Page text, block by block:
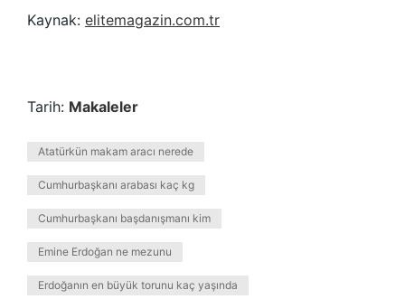
Kaynak: elitemagazin.com.tr
Tarih: Makaleler
Atatürkün makam aracı nerede
Cumhurbaşkanı arabası kaç kg
Cumhurbaşkanı başdanışmanı kim
Emine Erdoğan ne mezunu
Erdoğanın en büyük torunu kaç yaşında